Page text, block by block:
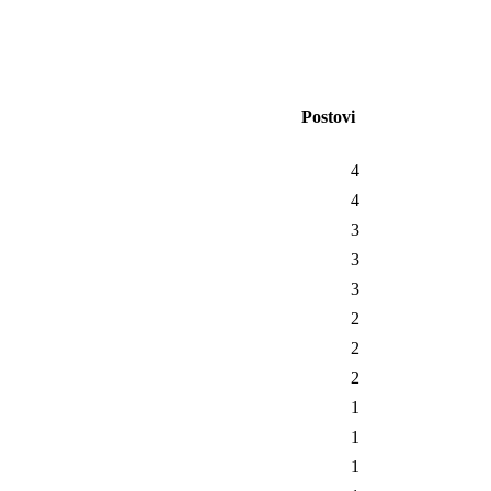
Postovi
4
4
3
3
3
2
2
2
1
1
1